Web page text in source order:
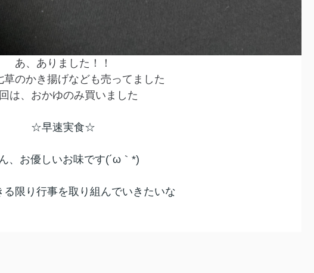
あ、ありました！！
草のかき揚げなども売ってました
は、おかゆのみ買いました
☆早速実食☆
、お優しいお味です(´ω｀*)
る限り行事を取り組んでいきたいな